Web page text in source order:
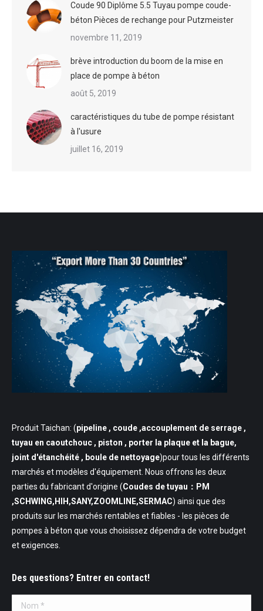
Coude 90 Diplôme 5.5 Tuyau pompe coude-
béton Pièces de rechange pour Putzmeister
novembre 11, 2019
brève introduction du boom de la mise en
place de pompe à béton
août 5, 2019
caractéristiques du tube de pompe résistant
à l'usure
juillet 16, 2019
Produit Taichan: (pipeline , coude ,accouplement de serrage ,
tuyau en caoutchouc , piston , porter la plaque et la bague,
joint d'étanchéité , boule de nettoyage)pour tous les différents
marchés et modèles d'équipement. Nous offrons les deux
parties du fabricant d'origine (Coudes de tuyau：PM
,SCHWING,HIH,SANY,ZOOMLINE,SERMAC) ainsi que des
produits sur les marchés rentables et fiables - les pièces de
pompes à béton que vous choisissez dépendra de votre budget
et exigences.
Des questions? Entrer en contact!
Nom *